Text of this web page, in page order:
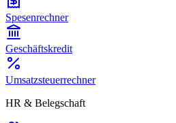
Spesenrechner
Geschäftskredit
Umsatzsteuerrechner
HR & Belegschaft